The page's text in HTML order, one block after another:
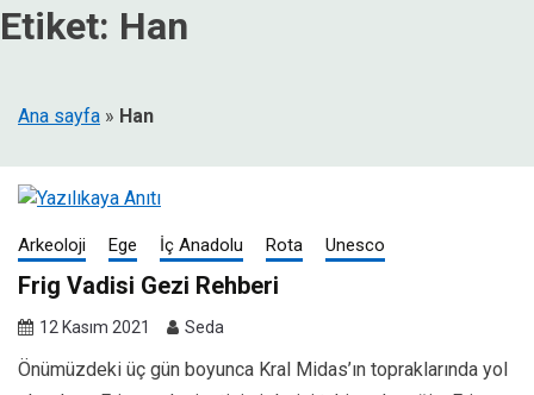
Etiket: Han
Ana sayfa » Han
Arkeoloji Ege İç Anadolu Rota Unesco
Frig Vadisi Gezi Rehberi
12 Kasım 2021 Seda
Önümüzdeki üç gün boyunca Kral Midas’ın topraklarında yol